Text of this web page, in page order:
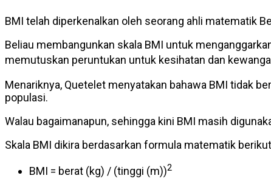
BMI telah diperkenalkan oleh seorang ahli matematik
Beliau membangunkan skala BMI untuk
memutuskan peruntukan untuk kesihatan dan
Menariknya, Quetelet menyatakan bahawa BMI tidak
populasi.
Walau bagaimanapun, sehingga kini BMI masih
Skala BMI dikira berdasarkan formula matematik
BMI = berat (kg) / (tinggi (m))2